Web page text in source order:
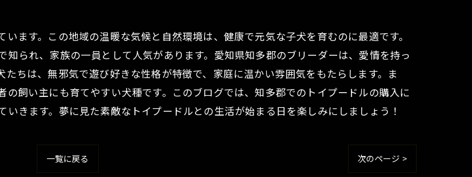
ます。この地域の温暖な気候と自然環境は、健康で元気な子犬を育むのに最適です。
られ、家族の一員として人気があります。愛知県知多郡のブリーダーは、愛情を持っ
ちは、無邪気で遊び好きな性格が特徴で、家庭に温かい雰囲気をもたらします。ま
飼い主にも育てやすい犬種です。このブログでは、知多郡でのトイプードルの購入に
きます。夢に見た素敵なトイプードルとの生活が始まる日を楽しみにしましょう！
一覧に戻る 次のページ >